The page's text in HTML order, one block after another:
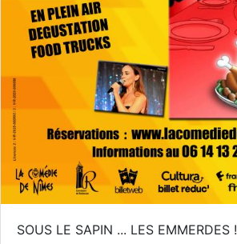
SOUS LE SAPIN ... LES EMMERDES !